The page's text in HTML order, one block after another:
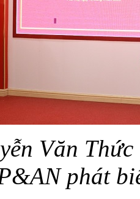
Văn
phát